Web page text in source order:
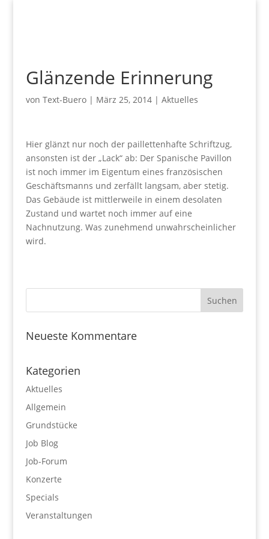
Glänzende Erinnerung
von Text-Buero| März 25, 2014| Aktuelles
Hier glänzt nur noch der paillettenhafte Schriftzug,
ansonsten ist der „Lack“ ab: Der Spanische Pavillon
ist noch immer im Eigentum eines französischen
Geschäftsmanns und zerfällt langsam, aber stetig.
Das Gebäude ist mittlerweile in einem desolaten
Zustand und wartet noch immer auf eine
Nachnutzung. Was zunehmend unwahrscheinlicher
wird.
Neueste Kommentare
Kategorien
Aktuelles
Allgemein
Grundstücke
Job Blog
Job-Forum
Konzerte
Specials
Veranstaltungen